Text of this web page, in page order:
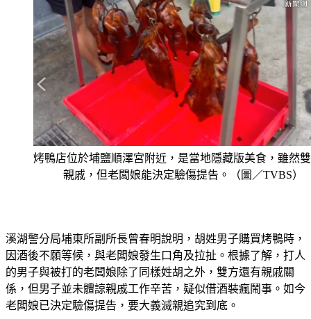
烤鴨店位於埔鹽順澤宮附近，是當地隱藏版美食，雖然
親戚，但老闆娘能決定驗傷提告。（圖／TVBS）
溪湖警分局埔東所副所長曾春明說明，胡姓男子購買烤鴨時，
因酒後不願等候，與老闆娘發生口角及拉扯。根據了解，打人
的男子與被打的老闆娘除了同樣姓胡之外，雙方還有親戚關
係，但男子並未體諒親戚工作辛苦，疑似借酒裝瘋鬧事。如今
老闆娘已決定驗傷提告，要大義滅親追究到底。